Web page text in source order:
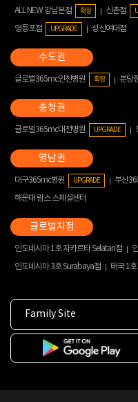
ALL NEW 강남본점 확장 신촌점
영등포점
UPGRADE 성신여대점
글로벌365mc인천병원 확장 분당
글로벌365mc대전병원 UPGRADE
대구365mc병원 UPGRADE 부산
해운대 람스 스페셜센터
인도네시아 1호 자카르타 Selatan점
인도네시아 3호 Surabaya점
태국 1
Family Site